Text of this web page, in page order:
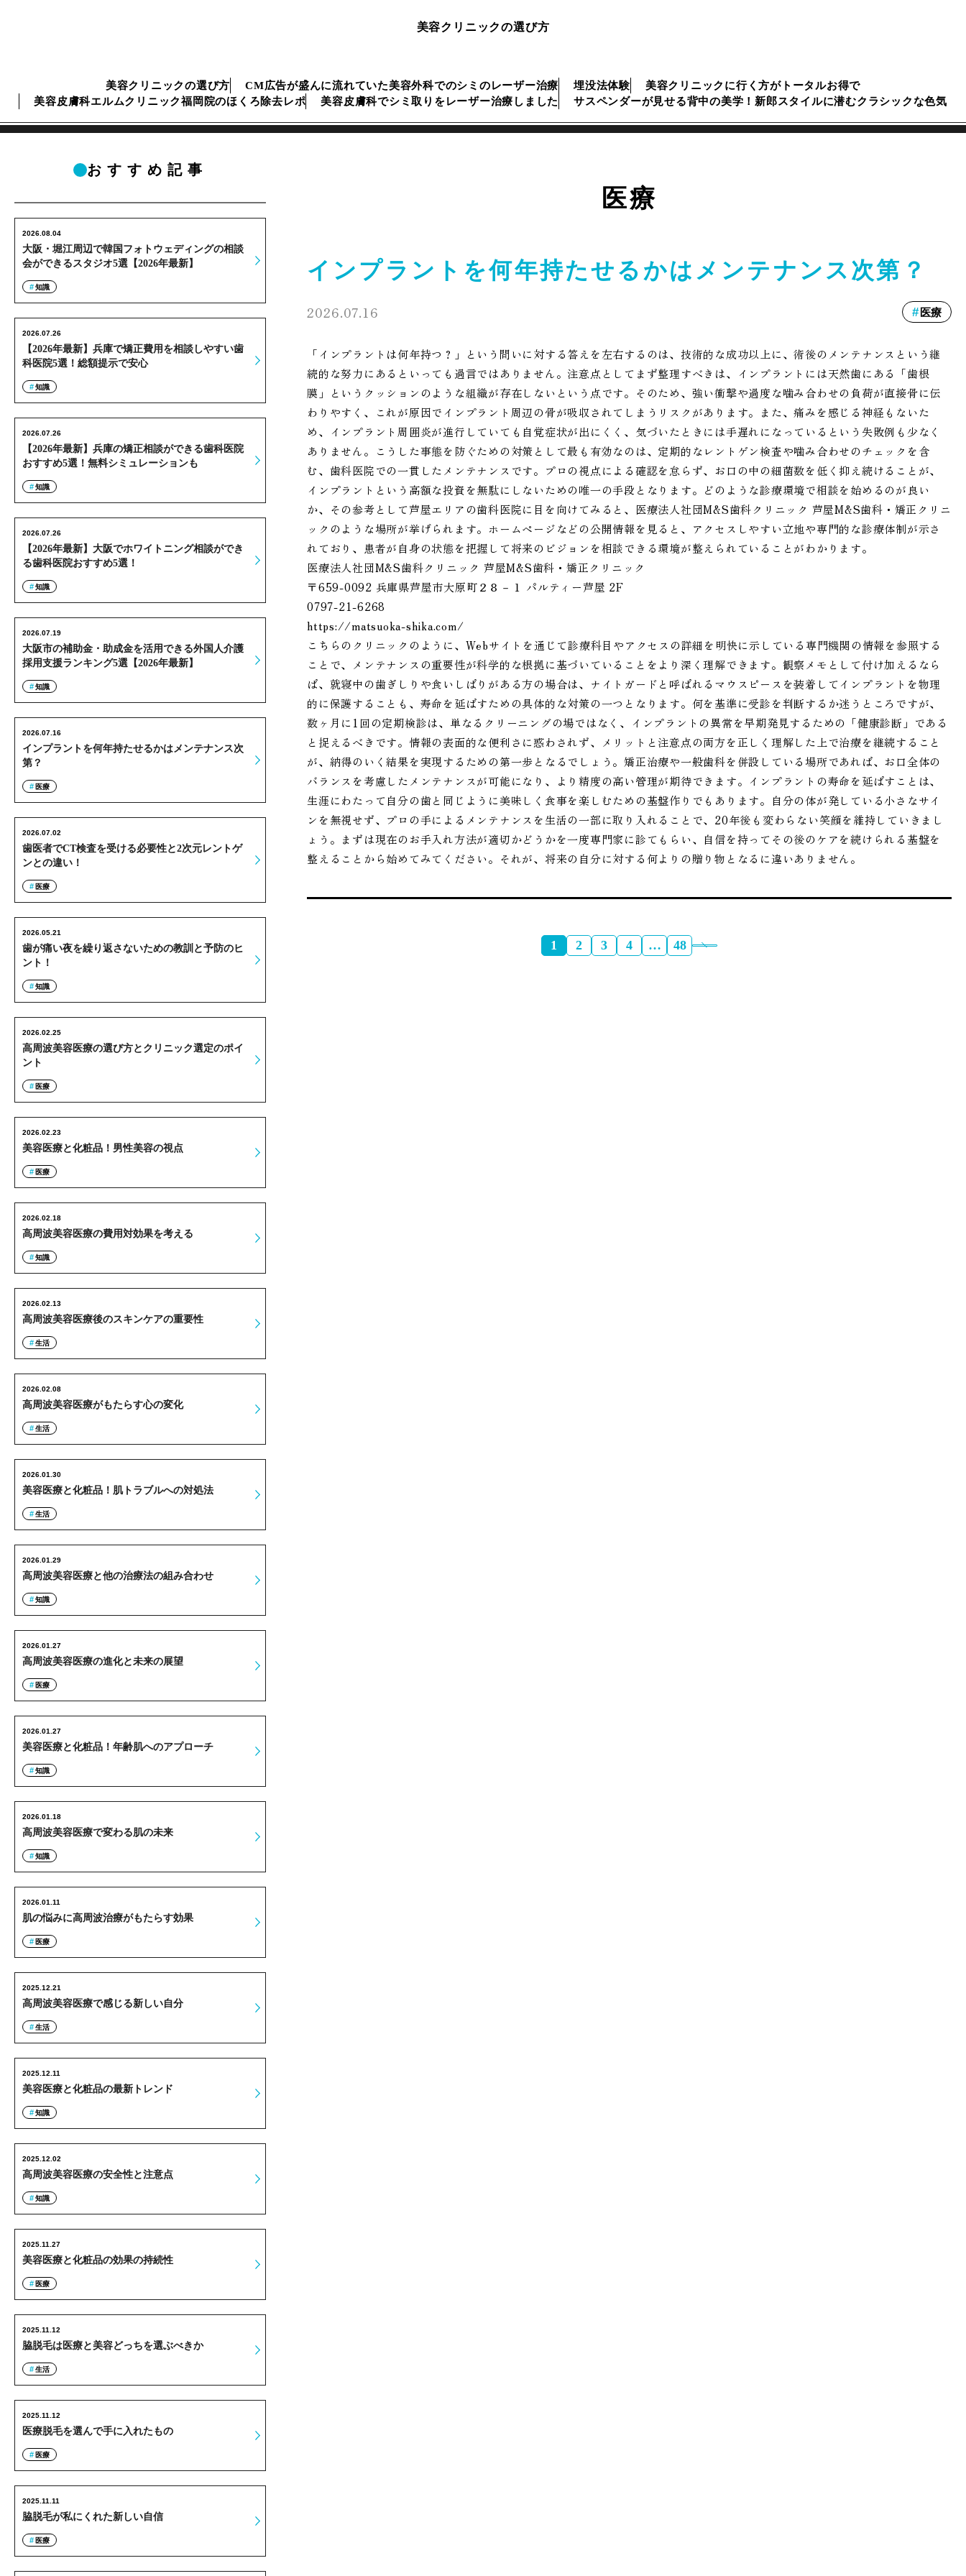
美容クリニックの選び方
美容クリニックの選び方 CM広告が盛んに流れていた美容外科でのシミのレーザー治療 埋没法体験
美容クリニックに行く方がトータルお得で
美容皮膚科エルムクリニック福岡院のほくろ除去レポ
美容皮膚科でシミ取りをレーザー治療しました サスペンダーが見せる背中の美学！新郎スタイルに潜むクラシックな色気
医療
インプラントを何年持たせるかはメンテナンス次第？
2026.07.16 医療
「インプラントは何年持つ？」という問いに対する答えを左右するのは、技術的な成功以上に、術後のメンテナンスという継
続的な努力にあるといっても過言ではありません。注意点としてまず整理すべきは、インプラントには天然歯にある「歯根
膜」というクッションのような組織が存在しないという点です。そのため、強い衝撃や過度な噛み合わせの負荷が直接骨に伝
わりやすく、これが原因でインプラント周辺の骨が吸収されてしまうリスクがあります。また、痛みを感じる神経もないた
め、インプラント周囲炎が進行していても自覚症状が出にくく、気づいたときには手遅れになっているという失敗例も少なく
ありません。こうした事態を防ぐための対策として最も有効なのは、定期的なレントゲン検査や噛み合わせのチェックを含
む、歯科医院での一貫したメンテナンスです。プロの視点による確認を怠らず、お口の中の細菌数を低く抑え続けることが、
インプラントという高額な投資を無駄にしないための唯一の手段となります。どのような診療環境で相談を始めるのが良い
か、その参考として芦屋エリアの歯科医院に目を向けてみると、医療法人社団M&S歯科クリニック 芦屋M&S歯科・矯正クリニ
ックのような場所が挙げられます。ホームページなどの公開情報を見ると、アクセスしやすい立地や専門的な診療体制が示さ
れており、患者が自身の状態を把握して将来のビジョンを相談できる環境が整えられていることがわかります。
医療法人社団M&S歯科クリニック 芦屋M&S歯科・矯正クリニック
〒659-0092 兵庫県芦屋市大原町２８－１ パルティー芦屋 2F
0797-21-6268
https://matsuoka-shika.com/
こちらのクリニックのように、Webサイトを通じて診療科目やアクセスの詳細を明快に示している専門機関の情報を参照する
ことで、メンテナンスの重要性が科学的な根拠に基づいていることをより深く理解できます。観察メモとして付け加えるなら
ば、就寝中の歯ぎしりや食いしばりがある方の場合は、ナイトガードと呼ばれるマウスピースを装着してインプラントを物理
的に保護することも、寿命を延ばすための具体的な対策の一つとなります。何を基準に受診を判断するか迷うところですが、
数ヶ月に1回の定期検診は、単なるクリーニングの場ではなく、インプラントの異常を早期発見するための「健康診断」である
と捉えるべきです。情報の表面的な便利さに惑わされず、メリットと注意点の両方を正しく理解した上で治療を継続すること
が、納得のいく結果を実現するための第一歩となるでしょう。矯正治療や一般歯科を併設している場所であれば、お口全体の
バランスを考慮したメンテナンスが可能になり、より精度の高い管理が期待できます。インプラントの寿命を延ばすことは、
生涯にわたって自分の歯と同じように美味しく食事を楽しむための基盤作りでもあります。自分の体が発している小さなサイ
ンを無視せず、プロの手によるメンテナンスを生活の一部に取り入れることで、20年後も変わらない笑顔を維持していきまし
ょう。まずは現在のお手入れ方法が適切かどうかを一度専門家に診てもらい、自信を持ってその後のケアを続けられる基盤を
整えることから始めてみてください。それが、将来の自分に対する何よりの贈り物となるに違いありません。
1 2 3 4 … 48
おすすめ記事
大阪・堀江周辺で韓国フォトウェディングの相談
会ができるスタジオ5選【2026年最新】
2026.08.04
知識
【2026年最新】兵庫で矯正費用を相談しやすい歯
科医院5選！総額提示で安心
2026.07.26
知識
【2026年最新】兵庫の矯正相談ができる歯科医院
おすすめ5選！無料シミュレーションも
2026.07.26
知識
【2026年最新】大阪でホワイトニング相談ができ
る歯科医院おすすめ5選！
2026.07.26
知識
大阪市の補助金・助成金を活用できる外国人介護
採用支援ランキング5選【2026年最新】
2026.07.19
知識
インプラントを何年持たせるかはメンテナンス次
第？
2026.07.16
医療
歯医者でCT検査を受ける必要性と2次元レントゲ
ンとの違い！
2026.07.02
医療
歯が痛い夜を繰り返さないための教訓と予防のヒ
ント！
2026.05.21
知識
高周波美容医療の選び方とクリニック選定のポイ
ント
2026.02.25
医療
美容医療と化粧品！男性美容の視点
2026.02.23
医療
高周波美容医療の費用対効果を考える
2026.02.18
知識
高周波美容医療後のスキンケアの重要性
2026.02.13
生活
高周波美容医療がもたらす心の変化
2026.02.08
生活
美容医療と化粧品！肌トラブルへの対処法
2026.01.30
生活
高周波美容医療と他の治療法の組み合わせ
2026.01.29
知識
高周波美容医療の進化と未来の展望
2026.01.27
医療
美容医療と化粧品！年齢肌へのアプローチ
2026.01.27
知識
高周波美容医療で変わる肌の未来
2026.01.18
知識
肌の悩みに高周波治療がもたらす効果
2026.01.11
医療
高周波美容医療で感じる新しい自分
2025.12.21
生活
美容医療と化粧品の最新トレンド
2025.12.11
知識
高周波美容医療の安全性と注意点
2025.12.02
知識
美容医療と化粧品の効果の持続性
2025.11.27
医療
脇脱毛は医療と美容どっちを選ぶべきか
2025.11.12
生活
医療脱毛を選んで手に入れたもの
2025.11.12
医療
脇脱毛が私にくれた新しい自信
2025.11.11
医療